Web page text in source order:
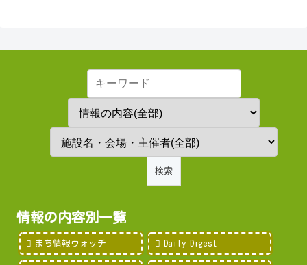
情報の内容別一覧
まち情報ウォッチ Daily Digest